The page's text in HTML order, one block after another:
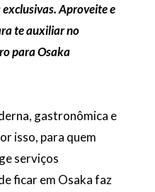
Aproveite e
te auxiliar no
para Osaka
gastronômica e
isso, para quem
serviços
ficar em Osaka faz